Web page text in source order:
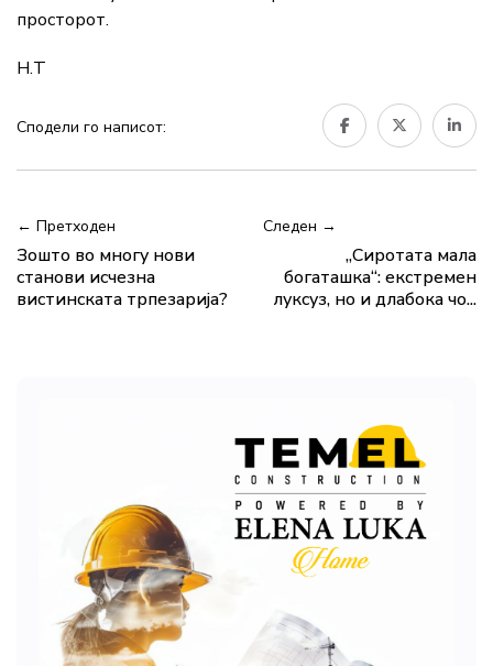
просторот.
Н.Т
Сподели го написот:
← Претходен
Зошто во многу нови
станови исчезна
вистинската трпезарија?
Следен →
„Сиротата мала
богаташка“: екстремен
луксуз, но и длабока чо...